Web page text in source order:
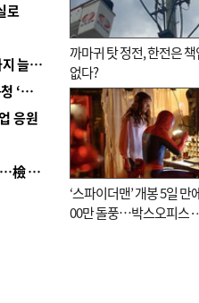
로
■ 경남 농정 비전 ‘잘 사는 농촌’…스마트팜 1000㏊까지 늘린다
■ 교육혁신선도지 공모 코앞인데…구·군 난색에 교육청 ‘쩔쩔’
응원
■ 검사 신분 버리고 직급하향(10년 이하 저연차 검사)…檢 중수청행 기피
까마귀 탓 정전, 한전은 책
없다?
‘스파이더맨’ 개봉 5일 만
00만 돌풍…박스오피스·